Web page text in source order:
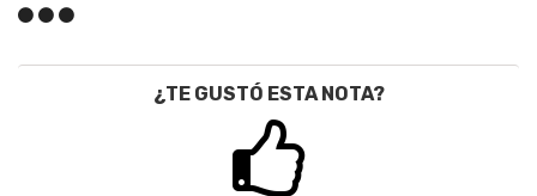
¿TE GUSTÓ ESTA NOTA?